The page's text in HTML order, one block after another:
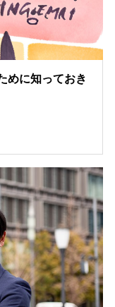
めに知っておき